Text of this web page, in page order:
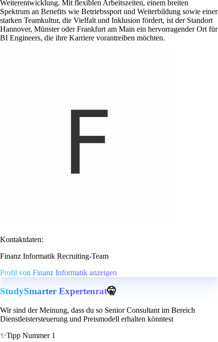
Weiterentwicklung. Mit flexiblen Arbeitszeiten, einem breiten
Spektrum an Benefits wie Betriebssport und Weiterbildung sowie einer
starken Teamkultur, die Vielfalt und Inklusion fördert, ist der Standort
Hannover, Münster oder Frankfurt am Main ein hervorragender Ort für
BI Engineers, die ihre Karriere vorantreiben möchten.
Kontaktdaten:
Finanz Informatik Recruiting-Team
Profil von Finanz Informatik anzeigen
StudySmarter Expertenrat🤫
Wir sind der Meinung, dass du so Senior Consultant im Bereich
Dienstleistersteuerung und Preismodell erhalten könntest
✨Tipp Nummer 1